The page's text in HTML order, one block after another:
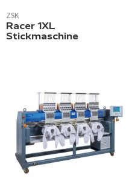
ZSK
Racer 1XL
Stickmaschine